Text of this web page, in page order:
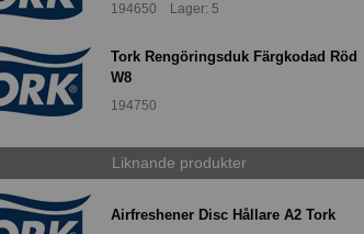
194650 Lager: 5
Tork Rengöringsduk Färgkodad Röd
W8
194750
Liknande produkter
Airfreshener Disc Hållare A2 Tork